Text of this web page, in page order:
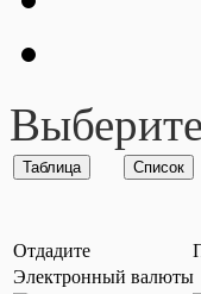
Отдадите
Электронный валюты